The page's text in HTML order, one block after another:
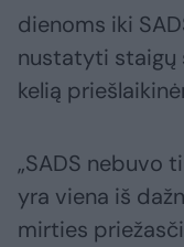
dienoms iki
nustatyti staigų
kelią
„SADS nebuvo
yra viena iš
mirties